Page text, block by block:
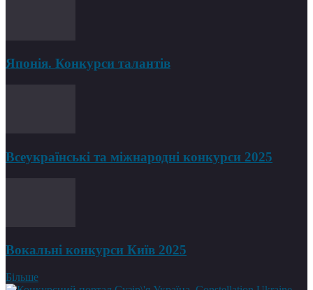
Японія. Конкурси талантів
Всеукраїнські та міжнародні конкурси 2025
Вокальні конкурси Київ 2025
Більше